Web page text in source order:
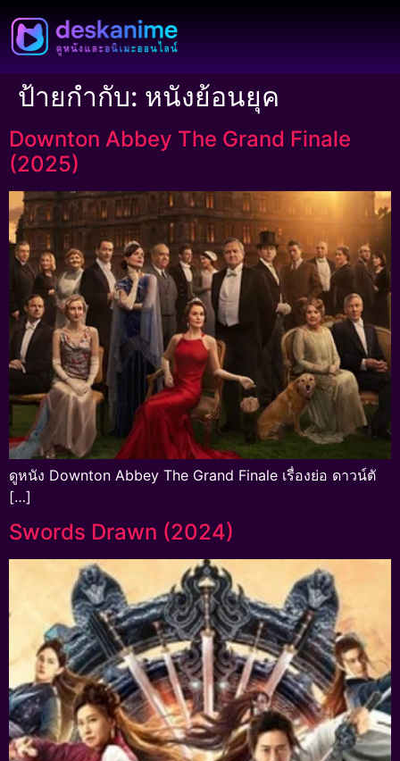
ป้ายกำกับ: หนังย้อนยุค
Downton Abbey The Grand Finale
(2025)
ดูหนัง Downton Abbey The Grand Finale เรื่องย่อ ดาวน์ตั
[…]
Swords Drawn (2024)